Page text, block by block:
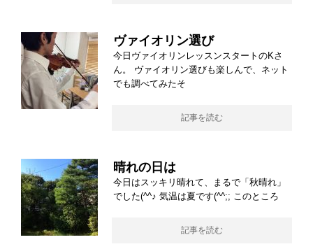
ヴァイオリン選び
今日ヴァイオリンレッスンスタートのKさ
ん。 ヴァイオリン選びも楽しんで、ネット
でも調べてみたそ
記事を読む
晴れの日は
今日はスッキリ晴れて、まるで「秋晴れ」
でした(^^♪ 気温は夏です(^^;; このところ
記事を読む